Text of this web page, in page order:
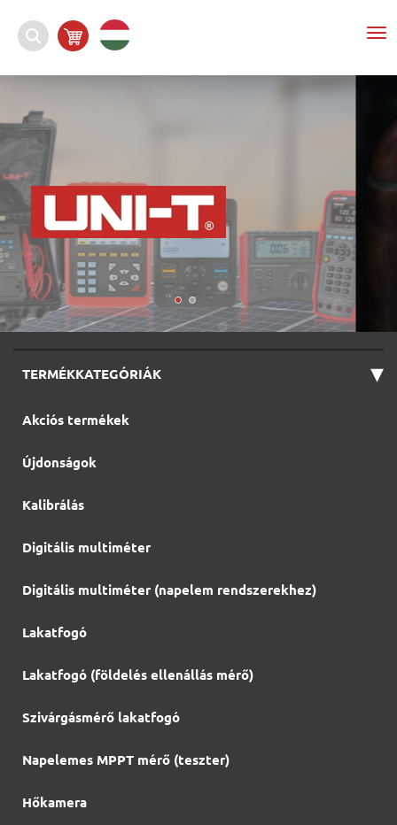
TERMÉKKATEGÓRIÁK ▾
Akciós termékek
Újdonságok
Kalibrálás
Digitális multiméter
Digitális multiméter (napelem rendszerekhez)
Lakatfogó
Lakatfogó (földelés ellenállás mérő)
Szivárgásmérő lakatfogó
Napelemes MPPT mérő (teszter)
Hőkamera